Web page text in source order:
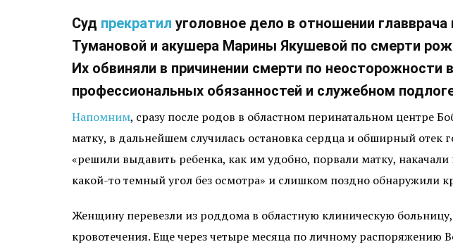
Суд прекратил уголовное дело в отношении
Тумановой и акушера Марины Якушевой по смерти
Их обвиняли в причинении смерти по
профессиональных обязанностей и служебном
Напомним, сразу после родов в областном перинатальном центре
матку, в дальнейшем случилась остановка сердца и обширный
«решили выдавить ребенка, как им удобно, порвали матку,
какой-то темный угол без осмотра» и слишком поздно обнаружили
Женщину перевезли из роддома в областную клиническую
кровотечения. Еще через четыре месяца по личному